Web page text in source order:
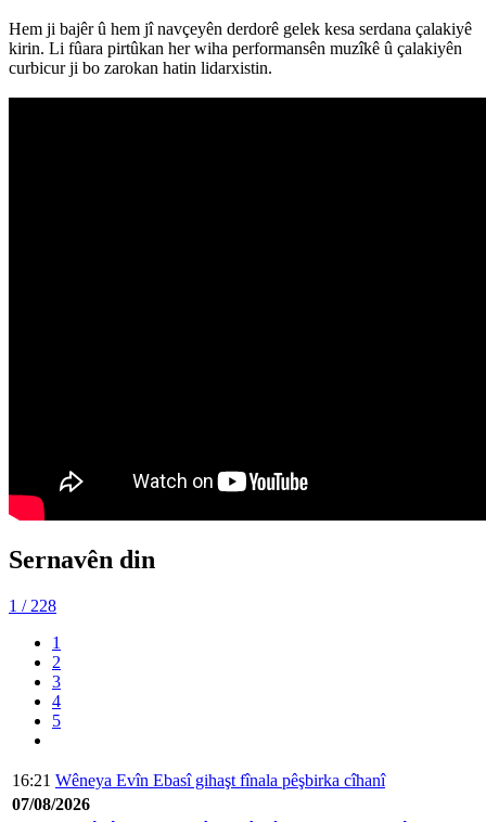
Hem ji bajêr û hem jî navçeyên derdorê gelek kesa serdana çalakiyê
kirin. Li fûara pirtûkan her wiha performansên muzîkê û çalakiyên
curbicur ji bo zarokan hatin lidarxistin.
Sernavên din
1 / 228
1
2
3
4
5
16:21 Wêneya Evîn Ebasî gihaşt fînala pêşbirka cîhanî
07/08/2026